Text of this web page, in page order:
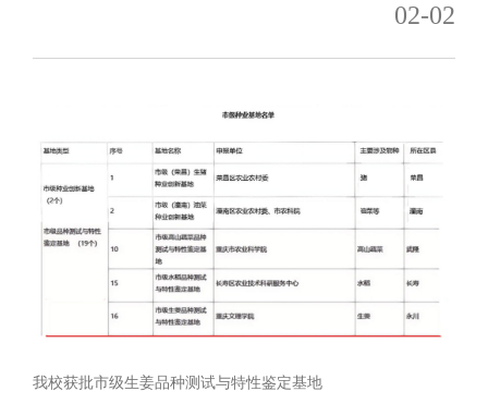
02-02
我校获批市级生姜品种测试与特性鉴定基地